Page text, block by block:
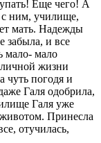
Еще чего! А
ним, училище,
мать. Надежды
забыла, и все
мало- мало
жизни
чуть погодя и
Галя одобрила,
Галя уже
Принесла
отучилась,